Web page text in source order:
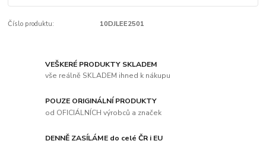
Číslo produktu: 10DJLEE2501
VEŠKERÉ PRODUKTY SKLADEM
vše reálně SKLADEM ihned k nákupu
POUZE ORIGINÁLNÍ PRODUKTY
od OFICIÁLNÍCH výrobců a značek
DENNĚ ZASÍLÁME do celé ČR i EU